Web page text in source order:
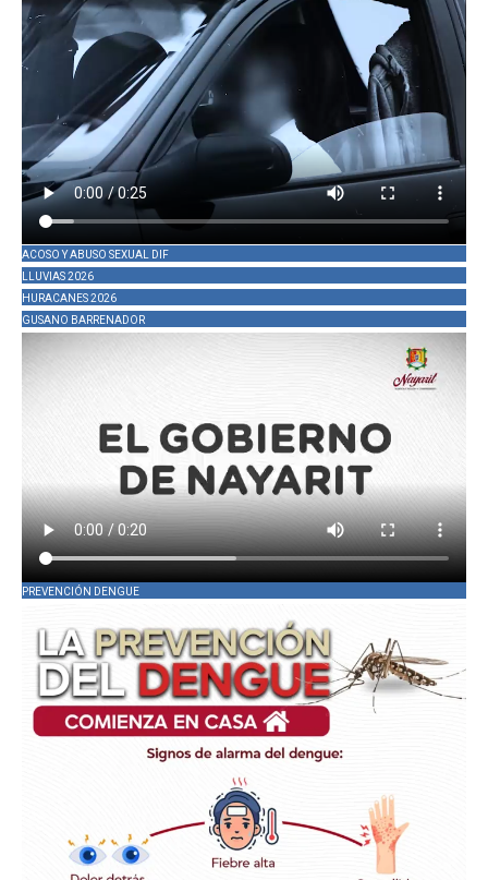
ACOSO Y ABUSO SEXUAL DIF
LLUVIAS 2026
HURACANES 2026
GUSANO BARRENADOR
PREVENCIÓN DENGUE